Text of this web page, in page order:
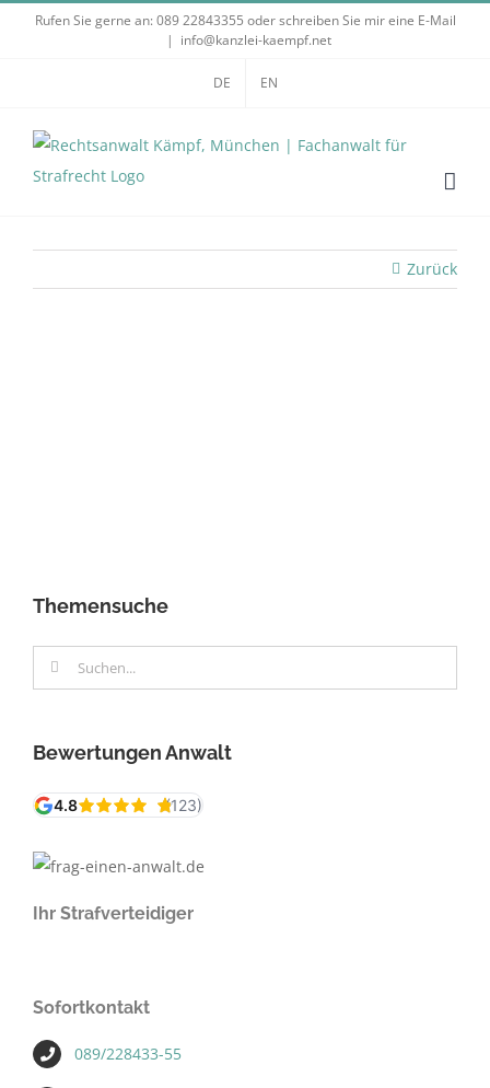
Rufen Sie gerne an: 089 22843355 oder schreiben Sie mir eine E-Mail
| info@kanzlei-kaempf.net
DE EN
Zurück
Themensuche
Suche
nach:
Bewertungen Anwalt
Ihr Strafverteidiger
Sofortkontakt
089/228433-55